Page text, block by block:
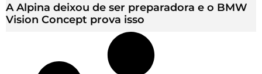
A Alpina deixou de ser preparadora e o BMW
Vision Concept prova isso